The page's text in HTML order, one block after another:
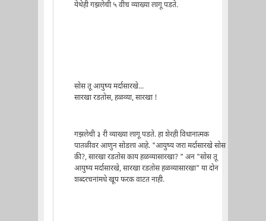
येथेही गझलेची ५ वीच व्याख्या लागू पडते.
सोस तू आयुष्य मर्दासारखे...
सारखा रडतोस, हळव्या, सारखा !
गझलेची ३ री व्याख्या लागू पडते. हा शेरही विधानात्मक
पातळीवर आणुन सोडला आहे. "आयुष्य जरा मर्दासारखे सोस
की?, सारखा रडतोस काय हळव्यासारखा? " अन "सोस तू
आयुष्य मर्दासारखे, सारखा रडतोस हळव्यासारखा" या दोन
शब्दरचनांमधे खूप फरक वाटत नाही.